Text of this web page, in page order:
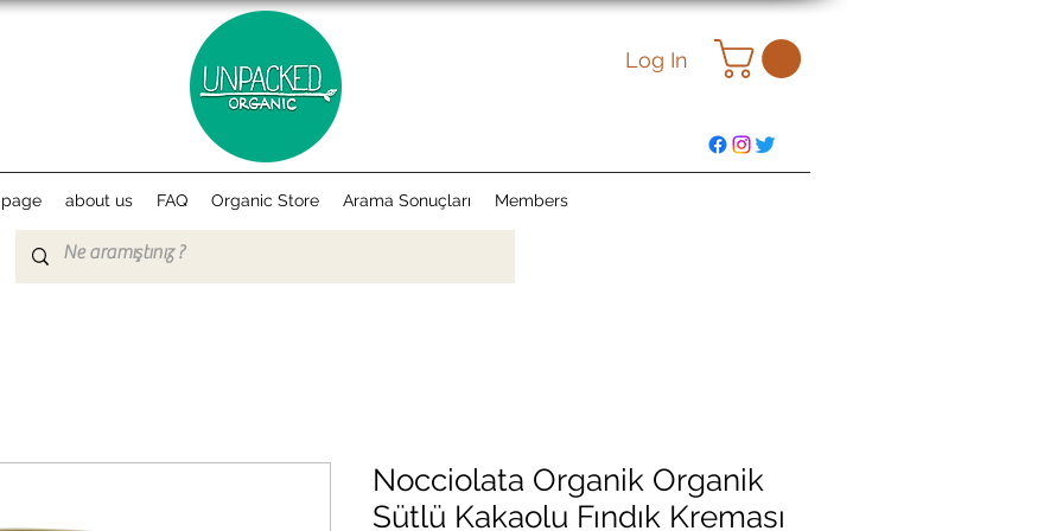
Log In
about us FAQ Organic Store Arama Sonuçları Members
Nocciolata Organik Organik
Sütlü Kakaolu Fındık Kreması